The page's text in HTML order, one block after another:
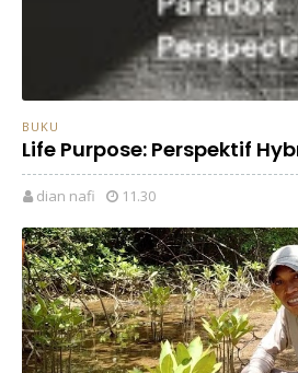
BUKU
Life Purpose: Perspektif
dian nafi 11.30